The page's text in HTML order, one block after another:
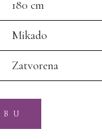
180 cm
Mikado
Zatvorena